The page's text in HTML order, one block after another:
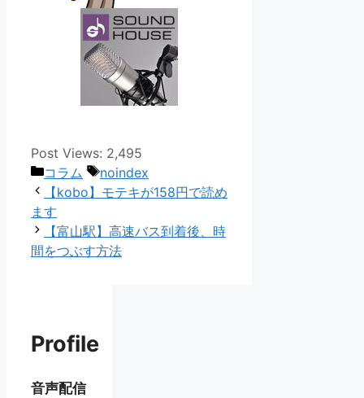
Post Views: 2,495
カ
テ
ゴ
リ
ー
コラム
タ
グ
noindex
【kobo】モテキが158円で読め
ます
【富山駅】高速バス到着後、時
間をつぶす方法
Profile
音声配信